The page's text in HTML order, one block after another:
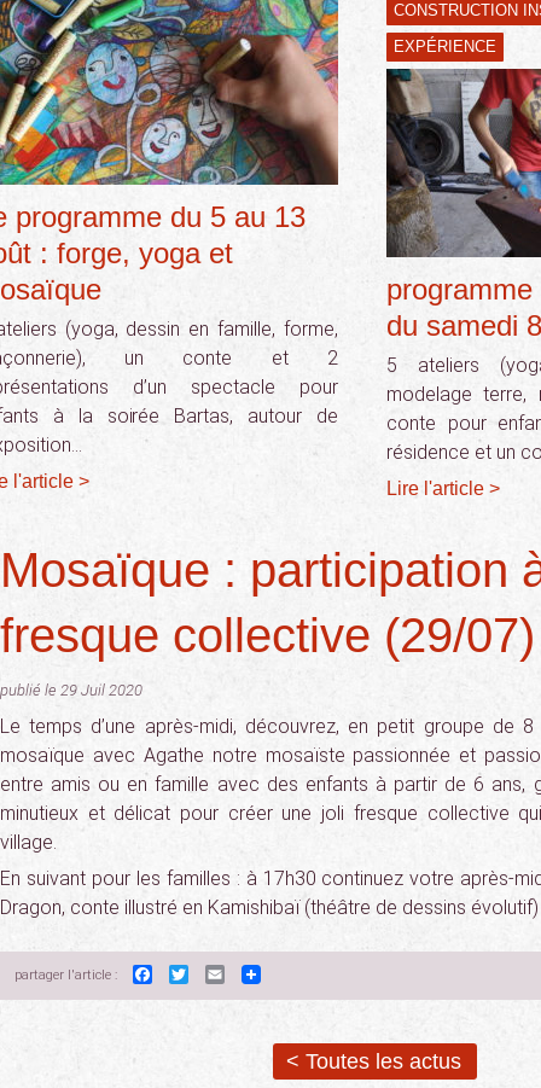
programme du 5 au 13
: forge, yoga et
(yoga, dessin en famille, forme,
un conte et 2
d’un spectacle pour
à la soirée Bartas, autour de
l'article >
CONSTRUCTION
EXPÉRIENCE
du samedi
5 ateliers
modelage terre,
conte pour
résidence et un
Lire l'article >
Mosaïque : participation
fresque collective (29/07)
publié le 29 Juil 2020
Le temps d’une après-midi, découvrez, en petit groupe de
mosaïque avec Agathe notre mosaïste passionnée et
entre amis ou en famille avec des enfants à partir de 6 ans,
minutieux et délicat pour créer une joli fresque collective
village.
En suivant pour les familles : à 17h30 continuez votre après-
Dragon, conte illustré en Kamishibaï (théâtre de dessins évolutif)
partager l'article : Facebook
TwitterEmail
< Toutes les actus